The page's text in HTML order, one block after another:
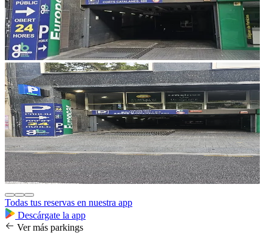
Todas tus reservas en nuestra app
Descárgate la app
Ver más parkings